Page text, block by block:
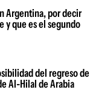
Argentina, por decir
y que es el segundo
del regreso de
Al-Hilal de Arabia